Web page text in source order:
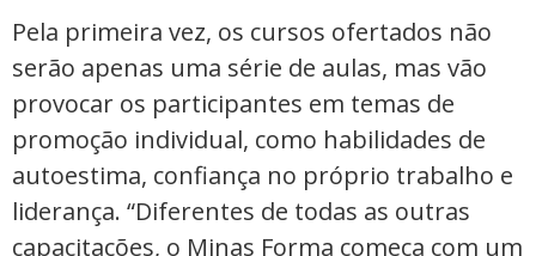
Pela primeira vez, os cursos ofertados não
serão apenas uma série de aulas, mas vão
provocar os participantes em temas de
promoção individual, como habilidades de
autoestima, confiança no próprio trabalho e
liderança. “Diferentes de todas as outras
capacitações, o Minas Forma começa com um